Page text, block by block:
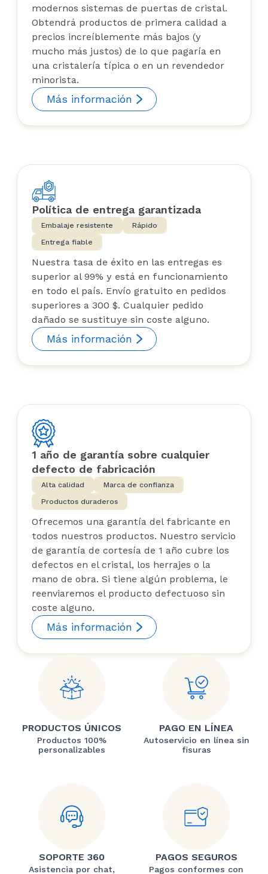
modernos sistemas de puertas de cristal.
Obtendrá productos de primera calidad a
precios increíblemente más bajos (y
mucho más justos) de lo que pagaría en
una cristalería típica o en un revendedor
minorista.
Más información
Política de entrega garantizada
Embalaje resistente
Rápido
Entrega fiable
Nuestra tasa de éxito en las entregas es
superior al 99% y está en funcionamiento
en todo el país. Envío gratuito en pedidos
superiores a 300 $. Cualquier pedido
dañado se sustituye sin coste alguno.
Más información
1 año de garantía sobre cualquier
defecto de fabricación
Alta calidad
Marca de confianza
Productos duraderos
Ofrecemos una garantía del fabricante en
todos nuestros productos. Nuestro servicio
de garantía de cortesía de 1 año cubre los
defectos en el cristal, los herrajes o la
mano de obra. Si tiene algún problema, le
reenviaremos el producto defectuoso sin
coste alguno.
Más información
PRODUCTOS ÚNICOS
Productos 100%
personalizables
PAGO EN LÍNEA
Autoservicio en línea sin
fisuras
SOPORTE 360
Asistencia por chat,
PAGOS SEGUROS
Pagos conformes con